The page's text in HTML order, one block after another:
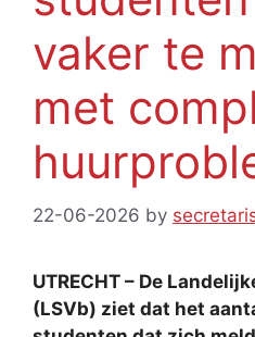
vaker te
met
22-06-2026 by
UTRECHT – De
(LSVb) ziet dat het